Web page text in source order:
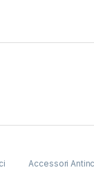
Accessori